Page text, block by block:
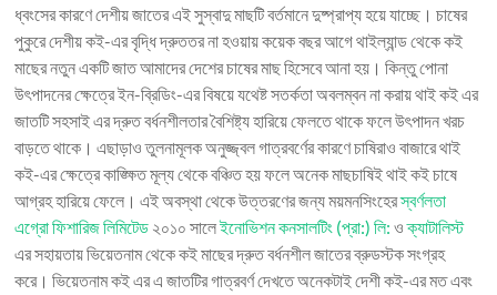
ধ্বংসের কারণে দেশীয় জাতের এই সুস্বাদু মাছটি বর্তমানে দুষ্প্রাপ্য হয়ে যাচ্ছে। চাষের
পুকুরে দেশীয় কই-এর বৃদ্ধি দ্রুততর না হওয়ায় কয়েক বছর আগে থাইল্যান্ড থেকে কই
মাছের নতুন একটি জাত আমাদের দেশের চাষের মাছ হিসেবে আনা হয়। কিন্তু পোনা
উৎপাদনের ক্ষেত্রে ইন-ব্রিডিং-এর বিষয়ে যথেষ্ট সতর্কতা অবলম্বন না করায় থাই কই এর
জাতটি সহসাই এর দ্রুত বর্ধনশীলতার বৈশিষ্ট্য হারিয়ে ফেলতে থাকে ফলে উৎপাদন খরচ
বাড়তে থাকে। এছাড়াও তুলনামূলক অনুজ্জ্বল গাত্রবর্ণের কারণে চাষিরাও বাজারে থাই
কই-এর ক্ষেত্রে কাঙ্ক্ষিত মূল্য থেকে বঞ্চিত হয় ফলে অনেক মাছচাষিই থাই কই চাষে
আগ্রহ হারিয়ে ফেলে। এই অবস্থা থেকে উত্তরণের জন্য ময়মনসিংহেরস্বর্ণলতা
এগ্রো ফিশারিজ লিমিটেড ২০১০ সালেইনোভিশন কনসালটিং (প্রা:) লি: ওক্যাটালিস্ট
এর সহায়তায় ভিয়েতনাম থেকে কই মাছের দ্রুত বর্ধনশীল জাতের ব্রুডস্টক সংগ্রহ
করে। ভিয়েতনাম কই এর এ জাতটির গাত্রবর্ণ দেখতে অনেকটাই দেশী কই-এর মত এবং